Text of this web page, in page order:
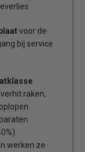
voor de
bij service
raken,
werken ze